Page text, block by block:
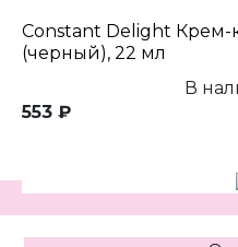
Constant Delight Крем-
(черный), 22 мл
В
553 ₽